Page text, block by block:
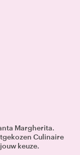
Margherita.
Culinaire
keuze.